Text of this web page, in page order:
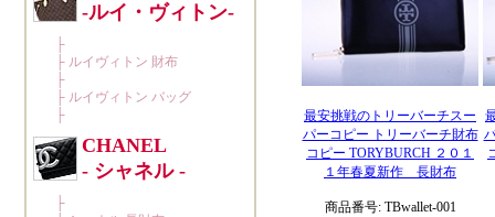
最安挑戦のトリーバーチスー
パーコピー トリーバーチ財布
コピー TORYBURCH ２０１
１年春夏新作 長財布
商品番号: TBwallet-001